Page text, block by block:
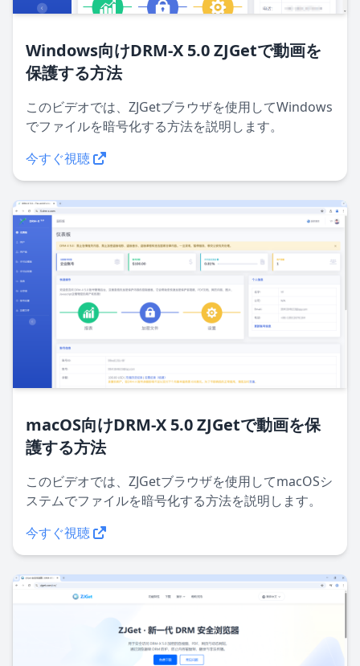
Windows向けDRM-X 5.0 ZJGetで動画を
保護する方法
このビデオでは、ZJGetブラウザを使用してWindows
でファイルを暗号化する方法を説明します。
今すぐ視聴
macOS向けDRM-X 5.0 ZJGetで動画を保
護する方法
このビデオでは、ZJGetブラウザを使用してmacOSシ
ステムでファイルを暗号化する方法を説明します。
今すぐ視聴